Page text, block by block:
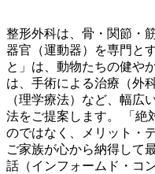
整形外科は、骨・関節・
器官（運動器）を専門と
と」は、動物たちの健や
は、手術による治療（外
（理学療法）など、幅広
法をご提案します。 「絶
のではなく、メリット・
ご家族が心から納得して
話（インフォームド・コ